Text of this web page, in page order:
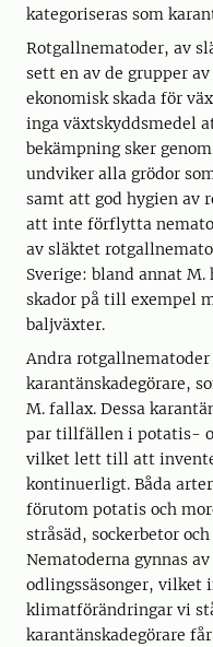
kategoriseras som
Rotgallnematoder, av
sett en av de grupper
ekonomisk skada för
inga växtskyddsmedel
bekämpning sker
undviker alla grödor
samt att god hygien av
att inte förflytta
av släktet
Sverige: bland annat M.
skador på till exempel
baljväxter.
Andra
karantänskadegörare,
M. fallax. Dessa
par tillfällen i potatis-
vilket lett till att
kontinuerligt. Båda
förutom potatis och
stråsäd, sockerbetor
Nematoderna gynnas
odlingssäsonger, vilket
klimatförändringar vi
karantänskadegörare